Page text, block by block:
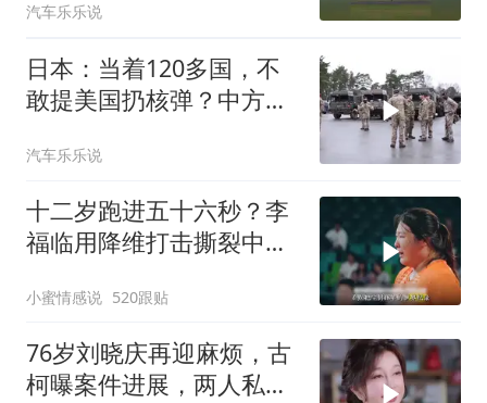
汽车乐乐说
日本：当着120多国，不
敢提美国扔核弹？中方：
汽车乐乐说
十二岁跑进五十六秒？李
福临用降维打击撕裂中国
小蜜情感说 520跟贴
76岁刘晓庆再迎麻烦，古
柯曝案件进展，两人私密